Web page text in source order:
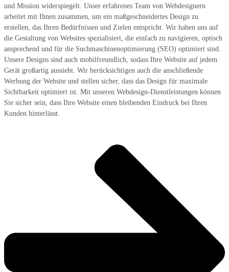
und Mission widerspiegelt. Unser erfahrenes Team von Webdesignern
arbeitet mit Ihnen zusammen, um ein maßgeschneidertes Design zu
erstellen, das Ihren Bedürfnissen und Zielen entspricht. Wir haben uns auf
die Gestaltung von Websites spezialisiert, die einfach zu navigieren, optisch
ansprechend und für die Suchmaschinenoptimierung (SEO) optimiert sind.
Unsere Designs sind auch mobilfreundlich, sodass Ihre Website auf jedem
Gerät großartig aussieht. Wir berücksichtigen auch die anschließende
Werbung der Website und stellen sicher, dass das Design für maximale
Sichtbarkeit optimiert ist. Mit unseren Webdesign-Dienstleistungen können
Sie sicher sein, dass Ihre Website einen bleibenden Eindruck bei Ihren
Kunden hinterlässt.